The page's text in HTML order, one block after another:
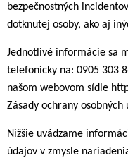
bezpečnostných
dotknutej osoby, ako aj
Jednotlivé informácie sa
telefonicky na: 0905 303
našom webovom sídle
Zásady ochrany osobných
Nižšie uvádzame
údajov v zmysle